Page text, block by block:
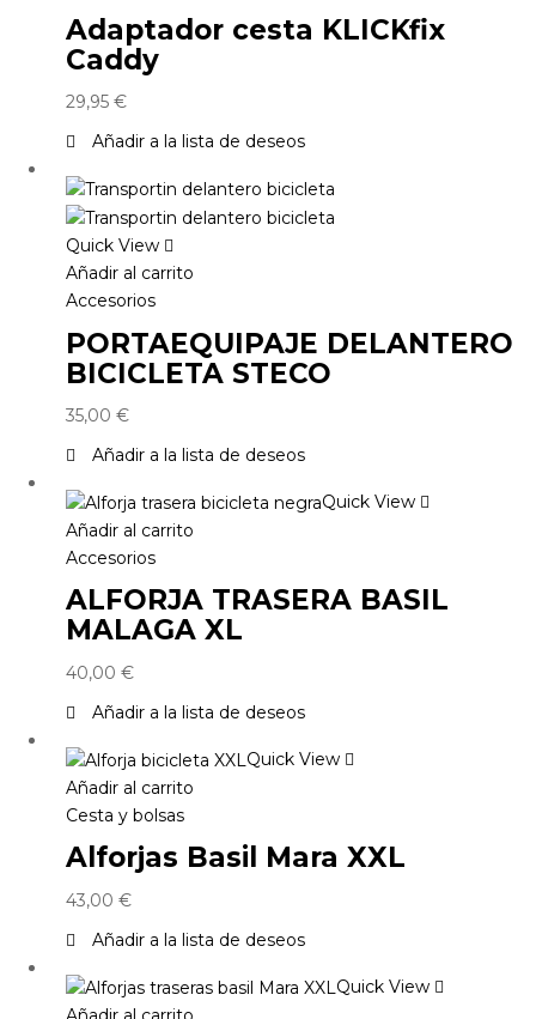
Adaptador cesta KLICKfix
Caddy
29,95 €
Añadir a la lista de deseos
Quick View
Añadir al carrito
Accesorios
PORTAEQUIPAJE DELANTERO
BICICLETA STECO
35,00 €
Añadir a la lista de deseos
Quick View
Añadir al carrito
Accesorios
ALFORJA TRASERA BASIL
MALAGA XL
40,00 €
Añadir a la lista de deseos
Quick View
Añadir al carrito
Cesta y bolsas
Alforjas Basil Mara XXL
43,00 €
Añadir a la lista de deseos
Quick View